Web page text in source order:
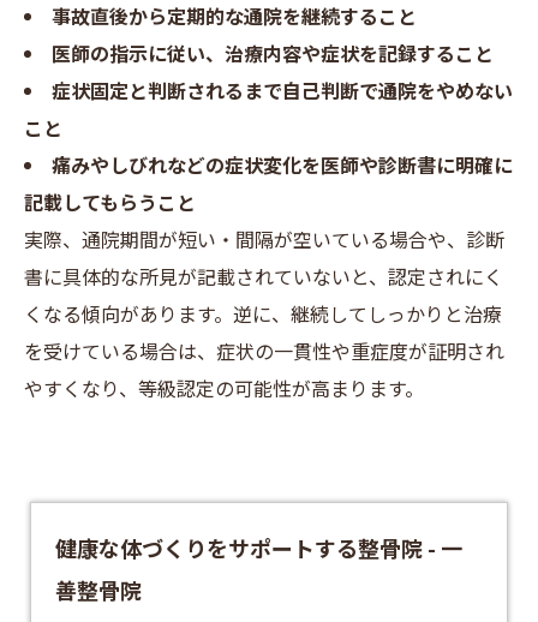
事故直後から定期的な通院を継続すること
医師の指示に従い、治療内容や症状を記録すること
症状固定と判断されるまで自己判断で通院をやめない
こと
痛みやしびれなどの症状変化を医師や診断書に明確に
記載してもらうこと
実際、通院期間が短い・間隔が空いている場合や、診断
書に具体的な所見が記載されていないと、認定されにく
くなる傾向があります。逆に、継続してしっかりと治療
を受けている場合は、症状の一貫性や重症度が証明され
やすくなり、等級認定の可能性が高まります。
健康な体づくりをサポートする整骨院 - 一
善整骨院